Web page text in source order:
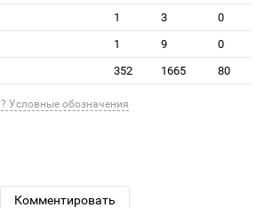
1 3
0
1 9
0
352 1665 80
? Условные обозначения
Комментировать